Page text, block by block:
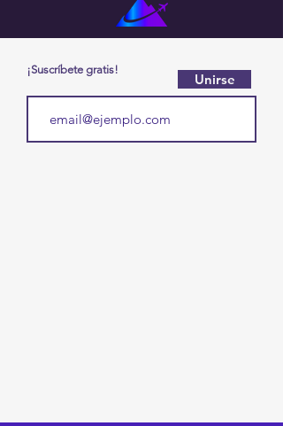
¡Suscríbete gratis!
Unirse